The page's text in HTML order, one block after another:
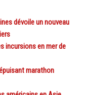
dévoile un nouveau
incursions en mer de
marathon